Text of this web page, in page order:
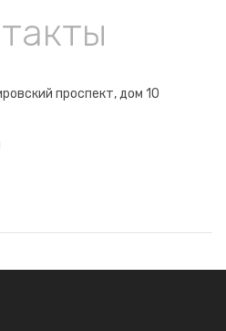
проспект, дом 10